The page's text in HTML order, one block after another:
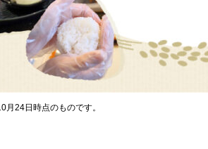
24日時点のものです。